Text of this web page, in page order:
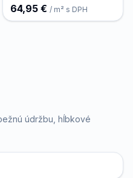
64,95 € / m² s DPH
údržbu, hĺbkové